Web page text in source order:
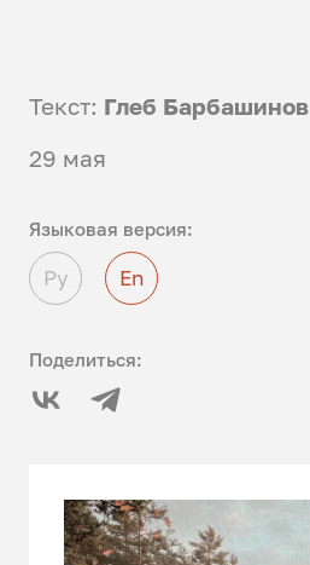
Текст: Глеб Барбашинов
29 мая
Языковая версия:
Ру En
Поделиться: